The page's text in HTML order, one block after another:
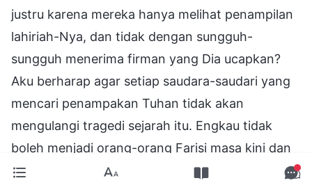
justru karena mereka hanya melihat penampilan
lahiriah-Nya, dan tidak dengan sungguh-
sungguh menerima firman yang Dia ucapkan?
Aku berharap agar setiap saudara-saudari yang
mencari penampakan Tuhan tidak akan
mengulangi tragedi sejarah itu. Engkau tidak
boleh menjadi orang-orang Farisi masa kini dan
sekali lagi menyalibkan Tuhan di kayu salib.